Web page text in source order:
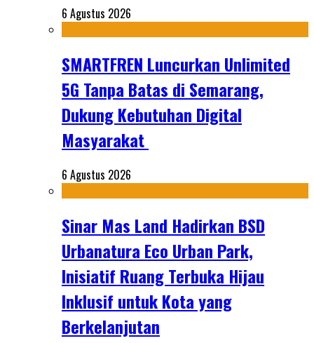
6 Agustus 2026
SMARTFREN Luncurkan Unlimited
5G Tanpa Batas di Semarang,
Dukung Kebutuhan Digital
Masyarakat
6 Agustus 2026
Sinar Mas Land Hadirkan BSD
Urbanatura Eco Urban Park,
Inisiatif Ruang Terbuka Hijau
Inklusif untuk Kota yang
Berkelanjutan